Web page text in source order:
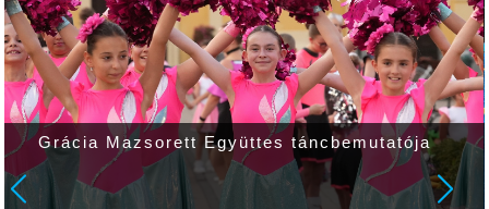
Grácia Mazsorett Együttes táncbemutatója